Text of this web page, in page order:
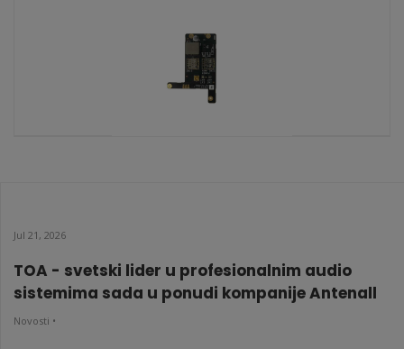
Jul 21, 2026
TOA - svetski lider u profesionalnim audio
sistemima sada u ponudi kompanije Antenall
Novosti •